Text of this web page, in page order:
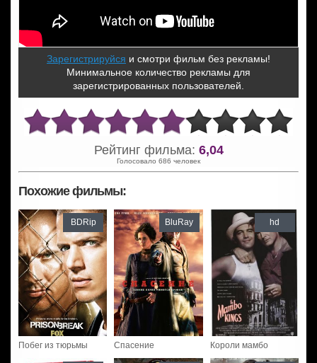
Зарегистрируйся и смотри фильм без рекламы!
Минимальное количество рекламы для
зарегистрированных пользователей.
Рейтинг фильма: 6,04
Голосовало 686 человек
Похожие фильмы:
Побег из тюрьмы
BDRip
Спасение
BluRay
Короли мамбо
hd